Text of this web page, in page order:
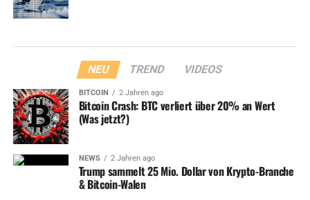
NEU TREND VIDEOS
BITCOIN 2 Jahren ago
Bitcoin Crash: BTC verliert über 20% an Wert
(Was jetzt?)
NEWS 2 Jahren ago
Trump sammelt 25 Mio. Dollar von Krypto-Branche
& Bitcoin-Walen